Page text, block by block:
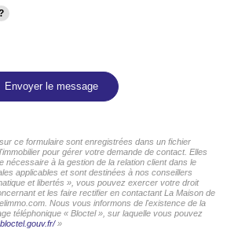
Envoyer le message
ce formulaire sont enregistrées dans un fichier
pour gérer votre demande de contact. Elles
nécessaire à la gestion de la relation client dans le
applicables et sont destinées à nos conseillers
et libertés », vous pouvez exercer votre droit
et les faire rectifier en contactant La Maison de
Nous vous informons de l'existence de la
téléphonique « Bloctel », sur laquelle vous pouvez
»